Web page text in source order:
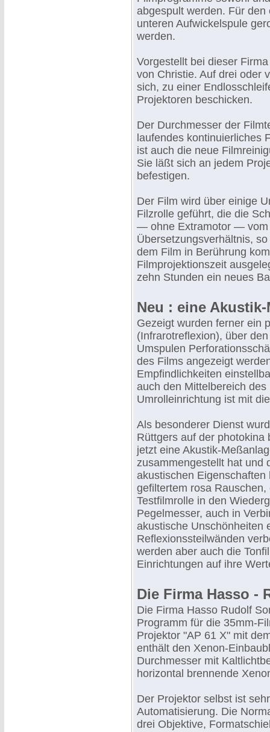
abgespult werden. Für
unteren Aufwickelspule
werden.
Vorgestellt bei dieser
von Christie. Auf drei oder
sich, zu einer
Projektoren beschicken.
Der Durchmesser der
laufendes kontinuierliches
ist auch die neue
Sie läßt sich an jedem
befestigen.
Der Film wird über einige
Filzrolle geführt, die die
— ohne Extramotor — vom
Übersetzungsverhältnis,
dem Film in Berührung
Filmprojektionszeit
zehn Stunden ein neues
Neu : eine
Gezeigt wurden ferner ein
(Infrarotreflexion), über
Umspulen
des Films angezeigt
Empfindlichkeiten
auch den Mittelbereich
Umrolleinrichtung ist mit
Als besonderer Dienst
Rüttgers auf der
jetzt eine Akustik-
zusammengestellt hat und
akustischen
gefiltertem rosa
Testfilmrolle in den
Pegelmesser, auch in
akustische Unschönheiten
Reflexionssteilwänden
werden aber auch die
Einrichtungen auf ihre
Die Firma Hasso -
Die Firma Hasso Rudolf
Programm für die 35mm-
Projektor "AP 61 X" mit
enthält den Xenon-
Durchmesser mit
horizontal brennende
Der Projektor selbst ist
Automatisierung. Die
drei Objektive,